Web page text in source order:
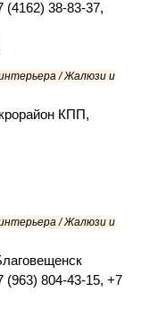
(4162) 38-83-37,
/ Жалюзи и
КПП,
/ Жалюзи и
(963) 804-43-15, +7